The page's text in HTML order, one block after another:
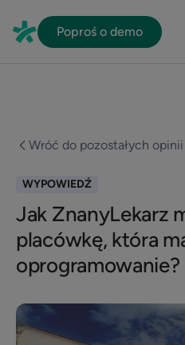
Poproś o demo
En HubSpot tenemos otro
Wróć do pozostałych opinii
WYPOWIEDŹ
Jak ZnanyLekarz
placówkę, która
oprogramowanie?